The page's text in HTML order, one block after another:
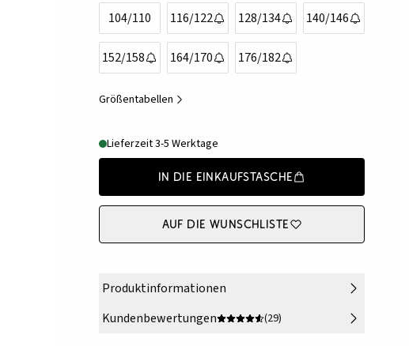
104/110 116/122 128/134 140/146
152/158 164/170 176/182
Größentabellen
Lieferzeit 3-5 Werktage
In die Einkaufstasche
Auf die Wunschliste
Produktinformationen
Kundenbewertungen
(29)